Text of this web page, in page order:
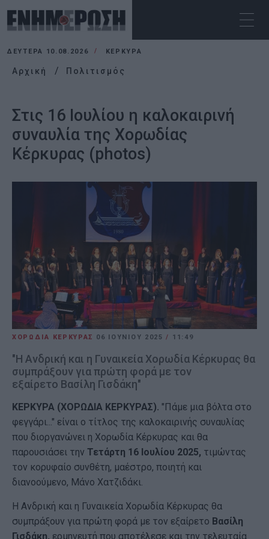
ΔΕΥΤΈΡΑ 10.08.2026 ΚΕΡΚΥΡΑ
Αρχική Πολιτισμός
Στις 16 Ιουλίου η καλοκαιρινή
συναυλία της Χορωδίας
Κέρκυρας (photos)
ΧΟΡΩΔΙΑ ΚΕΡΚΥΡΑΣ 06 ΙΟΥΝΊΟΥ 2025/ 11:49
"Η Ανδρική και η Γυναικεία Χορωδία Κέρκυρας θα
συμπράξουν για πρώτη φορά με τον
εξαίρετο Βασίλη Γισδάκη"
ΚΕΡΚΥΡΑ (ΧΟΡΩΔΙΑ ΚΕΡΚΥΡΑΣ). "Πάμε μια βόλτα στο
φεγγάρι..." είναι ο τίτλος της καλοκαιρινής συναυλίας
που διοργανώνει η Χορωδία Κέρκυρας και θα
παρουσιάσει την Τετάρτη 16 Ιουλίου 2025, τιμώντας
τον κορυφαίο συνθέτη, μαέστρο, ποιητή και
διανοούμενο, Μάνο Χατζιδάκι.
Η Ανδρική και η Γυναικεία Χορωδία Κέρκυρας θα
συμπράξουν για πρώτη φορά με τον εξαίρετο Βασίλη
Γισδάκη, ερμηνευτή που αποτέλεσε και την τελευταία